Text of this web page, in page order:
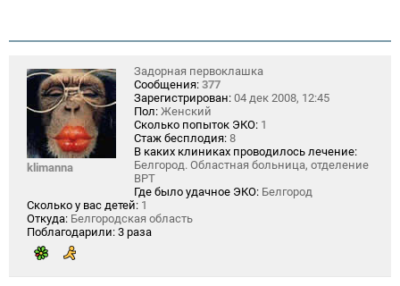
klimanna
Задорная первоклашка
Сообщения: 377
Зарегистрирован: 04 дек 2008, 12:45
Пол: Женский
Сколько попыток ЭКО: 1
Стаж бесплодия: 8
В каких клиниках проводилось лечение:
Белгород. Областная больница, отделение
ВРТ
Где было удачное ЭКО: Белгород
Сколько у вас детей: 1
Откуда: Белгородская область
Поблагодарили: 3 раза